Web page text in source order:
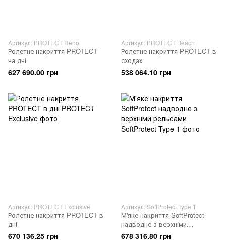
Артикул: PROTECT Reno
Ролетне накриття PROTECT
на дні
627 690.00 грн
Артикул: PROTECT Beach
Ролетне накриття PROTECT в
сходах
538 064.10 грн
Артикул: PROTECT Exclusive
Ролетне накриття PROTECT в
дні
670 136.25 грн
Артикул: SoftProtect Type 1
М'яке накриття SoftProtect
надводне з верхніми
рельсами
678 316.80 грн